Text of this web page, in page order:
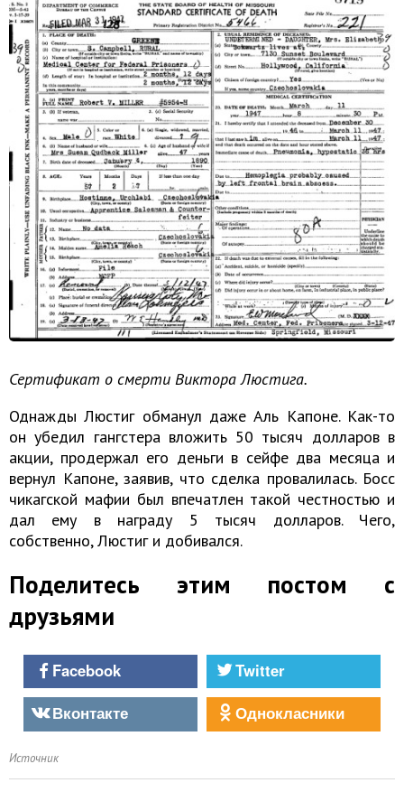
Сертификат о смерти Виктора Люстига.
Однажды Люстиг обманул даже Аль Капоне. Как-то
он убедил гангстера вложить 50 тысяч долларов в
акции, продержал его деньги в сейфе два месяца и
вернул Капоне, заявив, что сделка провалилась. Босс
чикагской мафии был впечатлен такой честностью и
дал ему в награду 5 тысяч долларов. Чего,
собственно, Люстиг и добивался.
Поделитесь этим постом с
друзьями
Facebook
Twitter
Вконтакте
Однокласники
Источник